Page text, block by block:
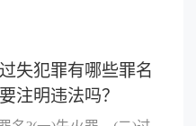
失犯罪有哪些罪名
注明违法吗？